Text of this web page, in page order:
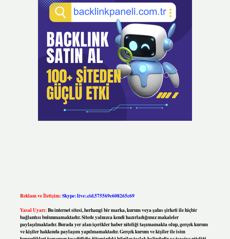
Reklam ve İletişim:Skype: live:.cid.575569c608265c69
Yasal Uyarı:Bu internet sitesi, herhangi bir marka, kurum veya şahıs şirketi ile hiçbir
bağlantısı bulunmamaktadır. Sitede yalnızca kendi hazırladığımız makaleler
paylaşılmaktadır. Burada yer alan içerikler haber niteliği taşımamakta olup, gerçek kurum
ve kişiler hakkında paylaşım yapılmamaktadır. Gerçek kurum ve kişiler ile isim